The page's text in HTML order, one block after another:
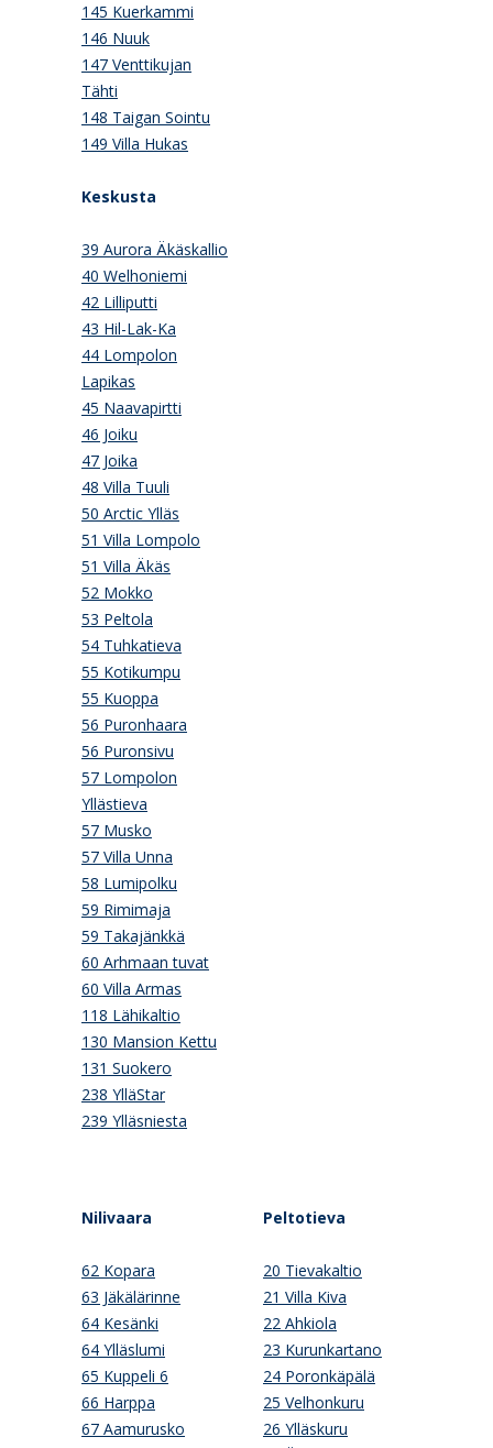
145 Kuerkammi
146 Nuuk
147 Venttikujan
Tähti
148 Taigan Sointu
149 Villa Hukas
Keskusta
39 Aurora Äkäskallio
40 Welhoniemi
42 Lilliputti
43 Hil-Lak-Ka
44 Lompolon
Lapikas
45 Naavapirtti
46 Joiku
47 Joika
48 Villa Tuuli
50 Arctic Ylläs
51 Villa Lompolo
51 Villa Äkäs
52 Mokko
53 Peltola
54 Tuhkatieva
55 Kotikumpu
55 Kuoppa
56 Puronhaara
56 Puronsivu
57 Lompolon
Yllästieva
57 Musko
57 Villa Unna
58 Lumipolku
59 Rimimaja
59 Takajänkkä
60 Arhmaan tuvat
60 Villa Armas
118 Lähikaltio
130 Mansion Kettu
131 Suokero
238 YlläStar
239 Ylläsniesta
Nilivaara
62 Kopara
63 Jäkälärinne
64 Kesänki
64 Ylläslumi
65 Kuppeli 6
66 Harppa
67 Aamurusko
Peltotieva
20 Tievakaltio
21 Villa Kiva
22 Ahkiola
23 Kurunkartano
24 Poronkäpälä
25 Velhonkuru
26 Ylläskuru